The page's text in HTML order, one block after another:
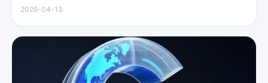
晨四点赶完一本豪门甜宠文的大纲，揉着发酸的眼睛扑上床就睡，
2026-04-13